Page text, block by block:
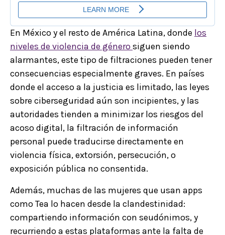
En México y el resto de América Latina, donde los
niveles de violencia de género siguen siendo
alarmantes, este tipo de filtraciones pueden tener
consecuencias especialmente graves. En países
donde el acceso a la justicia es limitado, las leyes
sobre ciberseguridad aún son incipientes, y las
autoridades tienden a minimizar los riesgos del
acoso digital, la filtración de información
personal puede traducirse directamente en
violencia física, extorsión, persecución, o
exposición pública no consentida.
Además, muchas de las mujeres que usan apps
como Tea lo hacen desde la clandestinidad:
compartiendo información con seudónimos, y
recurriendo a estas plataformas ante la falta de